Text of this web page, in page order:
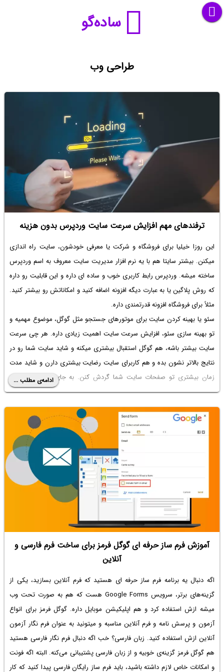
ساده‌گو
طراحی وب
ترفندهای مهم افزایش سرعت سایت وردپرس بدون هزینه
این روزا خیلیا برای فروشگاه و شرکت یا معرفی خودشون، سایت راه اندازی
میکنن. بیشتر سایتا هم با یه نرم افزار مدیریت سایت معروف به اسم وردپرس
ساخته میشه. وردپرس رابط کاربری خوب و ساده ای داره و این قابلیت رو داره
که روش پلاگین یا به عبارت دیگه افزونه اضافه کنید و امکاناتش رو بیشتر کنید.
مثلاً برای فروشگاه افزونه قدرتمندی داره.
سئو یا بهینه کردن سایت برای موتورهای جستجو مثل گوگل، موضوع مهمیه و
تو بهینه سازی سئو، افزایش سرعت سایت اهمیت زیادی داره. هر چی سرعت
سایت بیشتر باشه، هم گوگل استقبال بیشتری میکنه و شاید سایت شما رو در
نتایج بالاتر نشون بده و هم کاربرای سایت رضایت بیشتری دارن و شاید مدت
زمان بیشتری تو صفحات سایت شما گردش کنن. به جای استفاده ازدوره
افزایش سرعت سایت وردپرسی
میخوایم ۴ روش ساده که سرعت سایت رو
افزایش میده، با هم بررسی کنیم. با ساده‌گو همراه باشید.
ادامه‌ی مطلب ...
آموزش فرم ساز حرفه ای گوگل فرمز برای ساخت فرم فارسی و
آنلاین
اگه دنبال یه برنامه فرم ساز حرفه ای هستید که فرم آنلاین بسازید، یکی از
گزینه‌های برتر، سرویس Google Forms هست که هم به صورت تحت وب
میشه ازش استفاده کرد و هم اپلیکیشن موبایل داره. گوگل فرمز برای انواع
آزمون و پرسش نامه و فرم آنلاین مناسبه و میتونید به عنوان فرم نگار آزمون
آنلاین ازش استفاده کنید. زبان فارسی؟ خب اگه دنبال فرم نگار فارسیهستید
هم گوگل فرمز گزینه‌ی خوبیه و از زبان فارسی پشتیبانی می‌کنه. البته اگه فونت
و امکانات خاص لازم داشته باشید، باید فرم ساز رایگان فارسی پیدا کنید که کار